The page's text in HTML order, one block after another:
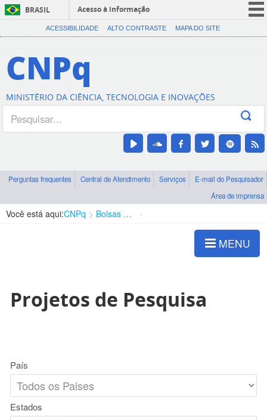
BRASIL
Acesso à informação
CORONAVÍRUS (COVID-19)
Canais
ACESSIBILIDADE ALTO CONTRASTE MAPA DO SITE
CNPq
MINISTÉRIO DA CIÊNCIA, TECNOLOGIA E INOVAÇÕES
Perguntas frequentes Central de Atendimento Serviços
E-mail do Pesquisador
Área de imprensa
Você está aqui:CNPq Bolsas e Auxílios Vigentes
MENU
Projetos de Pesquisa
País
Estados